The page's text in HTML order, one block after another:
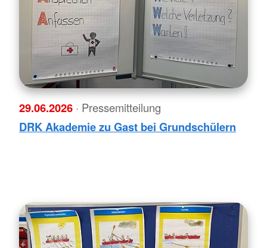
29.06.2026 · Pressemitteilung
DRK Akademie zu Gast bei Grundschülern